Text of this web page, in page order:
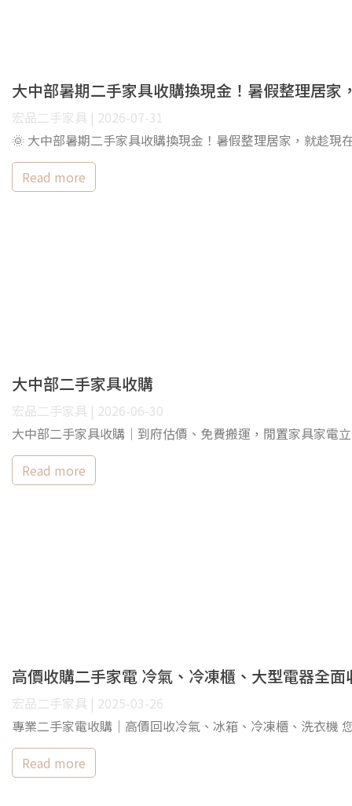
大中部暑期二手家具收購換現金！暑假整理居家
宏品二手家具 | 2026-07-31
🌞 大中部暑期二手家具收購換現金！暑假整理居家，就趁
Read more
大中部二手家具收購
宏品二手家具 | 2026-06-30
大中部二手家具收購｜到府估價、免費搬運，閒置家具家電
Read more
高價收購二手家電 冷氣、冷凍櫃、大型電器全面
宏品二手家具 | 2025-03-26
專業二手家電收購｜高價回收冷氣、冰箱、冷凍櫃、洗衣機
Read more